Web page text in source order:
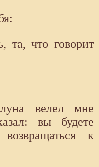
та, что говорит
велел мне
вы будете
к